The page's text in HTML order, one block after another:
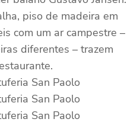
piso de madeira em
com um ar campestre –
diferentes – trazem